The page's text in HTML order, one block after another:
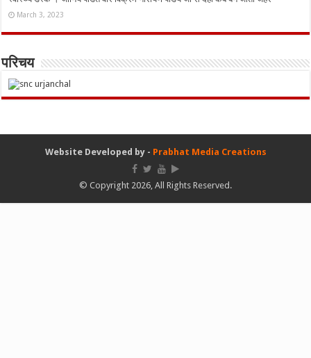
March 3, 2023
परिचय
Website Developed by - Prabhat Media Creations
© Copyright 2026, All Rights Reserved.